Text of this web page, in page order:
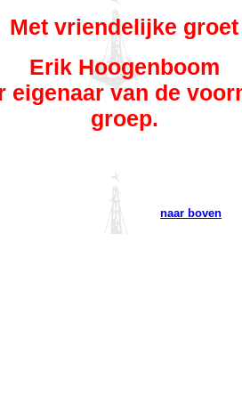
Met vriendelijke groet
Erik Hoogenboom
eigenaar van de
groep.
naar boven